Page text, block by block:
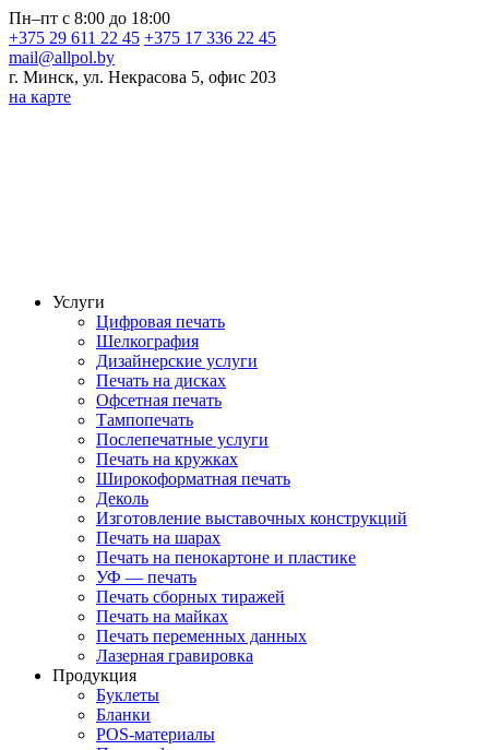
Пн–пт с 8:00 до 18:00
+375 29 611 22 45 +375 17 336 22 45
mail@allpol.by
г. Минск, ул. Некрасова 5, офис 203
на карте
Услуги
Цифровая печать
Шелкография
Дизайнерские услуги
Печать на дисках
Офсетная печать
Тампопечать
Послепечатные услуги
Печать на кружках
Широкоформатная печать
Деколь
Изготовление выставочных конструкций
Печать на шарах
Печать на пенокартоне и пластике
УФ — печать
Печать сборных тиражей
Печать на майках
Печать переменных данных
Лазерная гравировка
Продукция
Буклеты
Бланки
POS-материалы